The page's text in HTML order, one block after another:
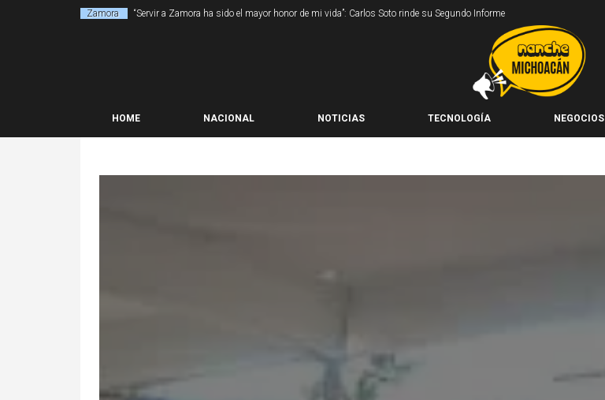
Zamora “Servir a Zamora ha sido el mayor honor de mi vida”: Carlos Soto rinde su Segundo Informe
HOME NACIONAL NOTICIAS TECNOLOGÍA NEGOCIOS